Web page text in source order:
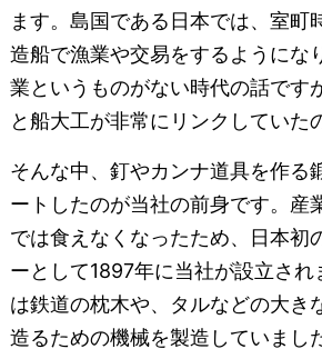
ます。島国である日本では、室町
造船で漁業や交易をするようにな
業というものがない時代の話です
と船大工が非常にリンクしていた
そんな中、釘やカンナ道具を作る
ートしたのが当社の前身です。産
では食えなくなったため、日本初
ーとして1897年に当社が設立さ
は鉄道の枕木や、タルなどの大き
造るための機械を製造していまし